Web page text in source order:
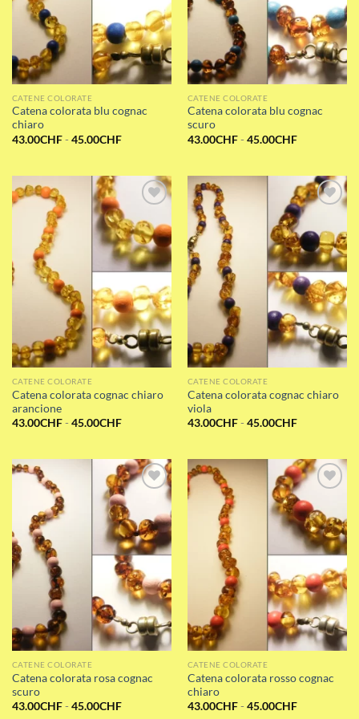
CATENE COLORATE
Catena colorata blu cognac
chiaro
43.00CHF - 45.00CHFFascia
43.00CHF
45.00CHF
CATENE COLORATE
Catena colorata blu cognac
scuro
43.00CHF - 45.00CHFFascia
43.00CHF
a
45.00CHF
Add to wishlist
CATENE COLORATE
Catena colorata cognac chiaro
arancione
43.00CHF - 45.00CHFFascia
43.00CHF
a
45.00CHF
Add to wishlist
CATENE COLORATE
Catena colorata cognac chiaro
viola
43.00CHF - 45.00CHFFascia
43.00CHF
a
45.00CHF
Add to wishlist
CATENE COLORATE
Catena colorata rosa cognac
scuro
43.00CHF - 45.00CHFFascia
Add to wishlist
CATENE COLORATE
Catena colorata rosso cognac
chiaro
43.00CHF - 45.00CHFFascia